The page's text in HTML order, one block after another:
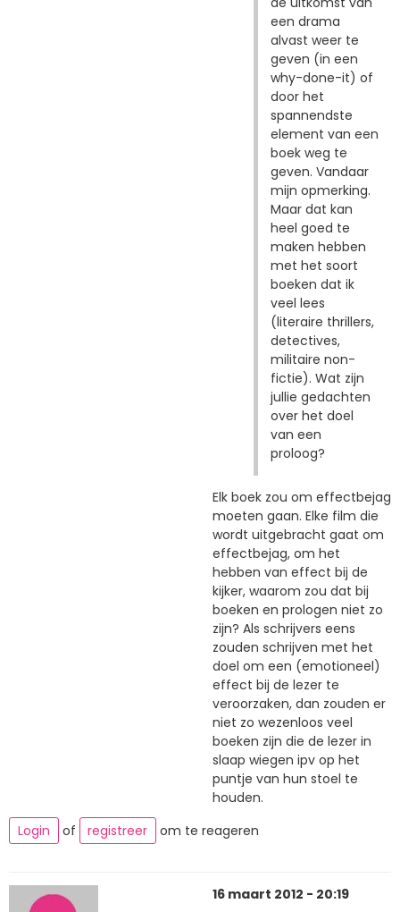
een drama
alvast weer te
geven (in een
why-done-it) of
door het
spannendste
element van een
boek weg te
geven. Vandaar
mijn opmerking.
Maar dat kan
heel goed te
maken hebben
met het soort
boeken dat ik
veel lees
(literaire thrillers,
detectives,
militaire non-
fictie). Wat zijn
jullie gedachten
over het doel
van een
proloog?
Elk boek zou om effectbejag
moeten gaan. Elke film die
wordt uitgebracht gaat om
effectbejag, om het
hebben van effect bij de
kijker, waarom zou dat bij
boeken en prologen niet zo
zijn? Als schrijvers eens
zouden schrijven met het
doel om een (emotioneel)
effect bij de lezer te
veroorzaken, dan zouden er
niet zo wezenloos veel
boeken zijn die de lezer in
slaap wiegen ipv op het
puntje van hun stoel te
houden.
Login
of registreer om te reageren
16 maart 2012 - 20:19